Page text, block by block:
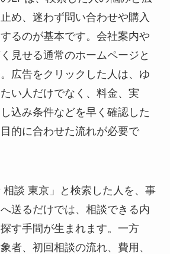
め、迷わず問い合わせや購入
るのが基本です。会社案内や
見せる通常のホームページと
広告をクリックした人は、ゆ
い人だけでなく、料金、実
込み条件などを早く確認した
的に合わせた流れが必要で
談 東京」と検索した人を、事
送るだけでは、相談できる内
す手間が生まれます。一方
者、初回相談の流れ、費用、